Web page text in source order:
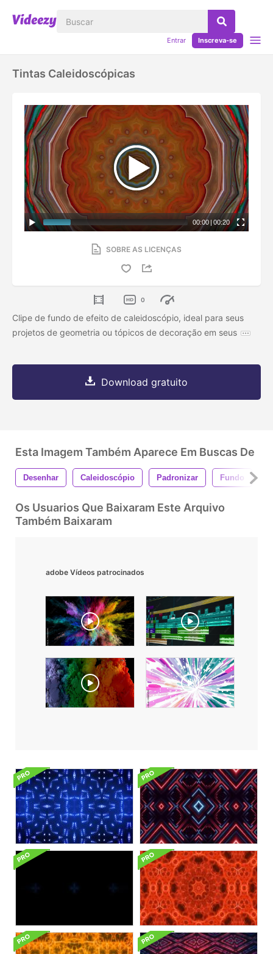
Entrar Inscreva-se
Tintas Caleidoscópicas
00:00 | 00:20
SOBRE AS LICENÇAS
0
Clipe de fundo de efeito de caleidoscópio, ideal para seus
projetos de geometria ou tópicos de decoração em seus
Download gratuito
Esta Imagem Também Aparece Em Buscas De
Desenhar Caleidoscópio Padronizar Fundo
Os Usuarios Que Baixaram Este Arquivo
Também Baixaram
adobe Vídeos patrocinados